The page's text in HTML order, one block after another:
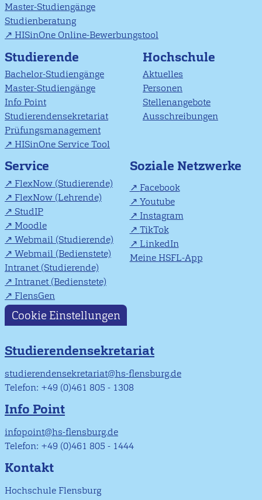
Master-Studiengänge
Studienberatung
HISinOne Online-Bewerbungstool
Studierende
Bachelor-Studiengänge
Master-Studiengänge
Info Point
Studierendensekretariat
Prüfungsmanagement
HISinOne Service Tool
Hochschule
Aktuelles
Personen
Stellenangebote
Ausschreibungen
Service
FlexNow (Studierende)
FlexNow (Lehrende)
StudIP
Moodle
Webmail (Studierende)
Webmail (Bedienstete)
Intranet (Studierende)
Intranet (Bedienstete)
FlensGen
Soziale Netzwerke
Facebook
Youtube
Instagram
TikTok
LinkedIn
Meine HSFL-App
Cookie Einstellungen
Studierendensekretariat
studierendensekretariat@hs-flensburg.de
Telefon: +49 (0)461 805 - 1308
Info Point
infopoint@hs-flensburg.de
Telefon: +49 (0)461 805 - 1444
Kontakt
Hochschule Flensburg